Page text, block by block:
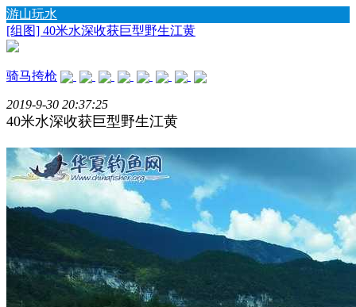
游山玩水
[组图] 40米水深收获巨型野生江黄
骑马挎枪
2019-9-30 20:37:25
40米水深收获巨型野生江黄